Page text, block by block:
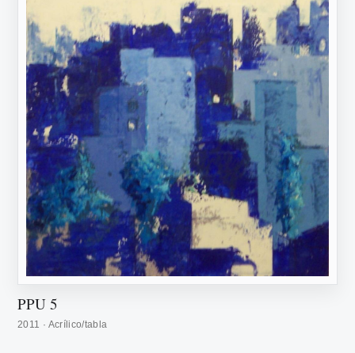
PPU 5
2011 · Acrílico/tabla